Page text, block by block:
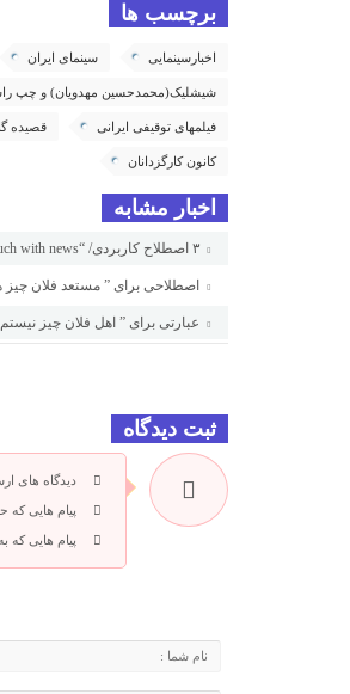
برچسب ها
اخبارسینمایی سینمای ایران
شیشلیک(محمدحسین مهدویان) و چپ
فیلمهای توقیفی ایرانی قصیده
کانون کارگزدانان
اخبار مشابه
۳ اصطلاح کاربردی/ “I am out of touch with news “
اصطلاحی برای ” مستعد فلان
عبارتی برای ” اهل فلان چیز
ثبت دیدگاه
دیدگاه های
پیام هایی که
پیام هایی که